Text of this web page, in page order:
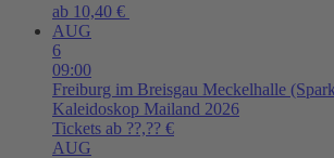
ab 10,40 €
AUG
6
09:00
Freiburg im Breisgau Meckelhalle
Kaleidoskop Mailand 2026
Tickets ab ??,?? €
AUG